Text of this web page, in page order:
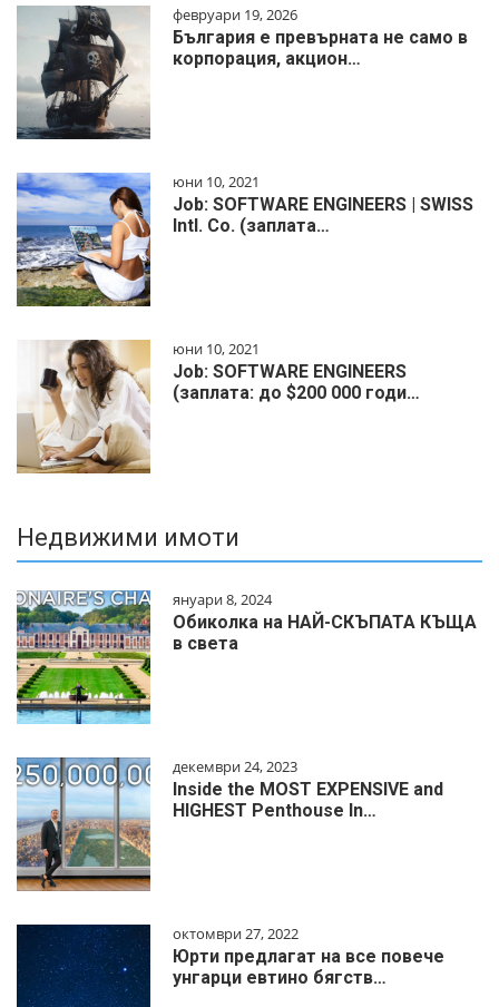
февруари 19, 2026
България е превърната не само в
корпорация, акцион…
юни 10, 2021
Job: SOFTWARE ENGINEERS | SWISS
Intl. Co. (заплата…
юни 10, 2021
Job: SOFTWARE ENGINEERS
(заплата: до $200 000 годи…
Недвижими имоти
януари 8, 2024
Обиколка на НАЙ-СКЪПАТА КЪЩА
в света
декември 24, 2023
Inside the MOST EXPENSIVE and
HIGHEST Penthouse In…
октомври 27, 2022
Юрти предлагат на все повече
унгарци евтино бягств…